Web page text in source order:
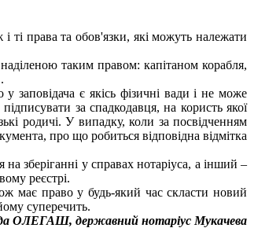
ті права та обов'язки, які можуть належати
таким правом: капітаном корабля,
заповідача є якісь фізичні вади і не може
за спадкодавця, на користь якої
родичі. У випадку, коли за посвідченням
про що робиться відповідна відмітка
зберіганні у справах нотаріуса, а інший –
реєстрі.
має право у будь-який час скласти новий
суперечить.
ОЛЕГАШ, державний нотаріус Мукачева